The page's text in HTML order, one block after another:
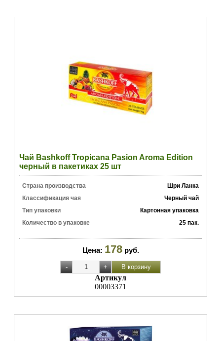
Чай Bashkoff Tropicana Pasion Aroma Edition
черный в пакетиках 25 шт
Страна производства
Шри Ланка
Классификация чая
Черный чай
Тип упаковки
Картонная упаковка
Количество в упаковке
25 пак.
Цена: 178 руб.
Артикул
00003371